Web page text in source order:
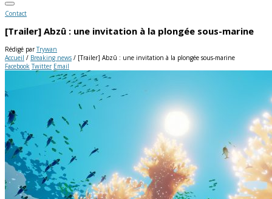
Contact
[Trailer] Abzû : une invitation à la plongée sous-marine
Rédigé parTrywan
Accueil / Breaking news / [Trailer] Abzû : une invitation à la plongée sous-marine
Facebook Twitter Email